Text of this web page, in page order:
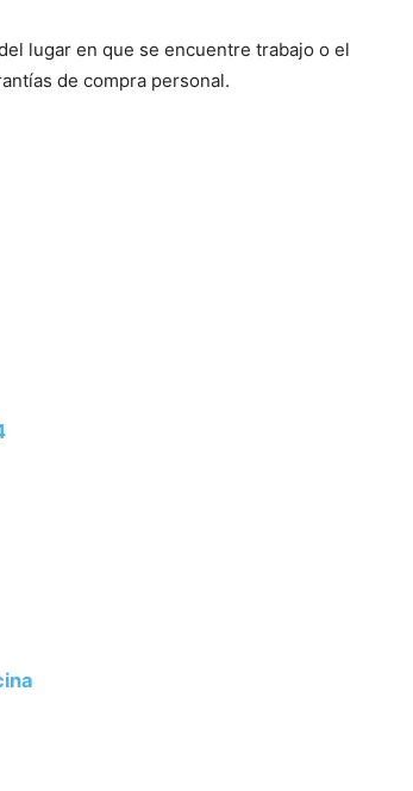
lugar en que se encuentre trabajo o el
de compra personal.